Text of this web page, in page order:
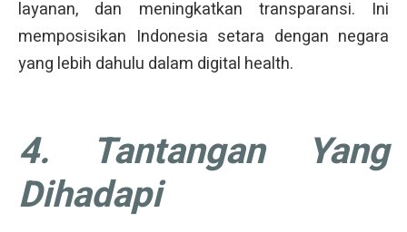
layanan, dan meningkatkan transparansi. Ini
memposisikan Indonesia setara dengan negara
yang lebih dahulu dalam digital health.
4. Tantangan Yang
Dihadapi